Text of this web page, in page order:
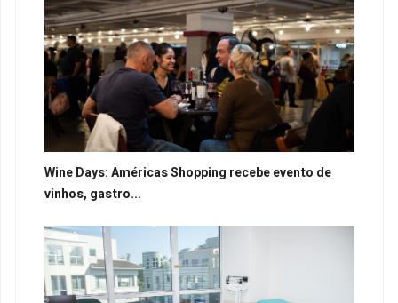
Wine Days: Américas Shopping recebe evento de
vinhos, gastro...